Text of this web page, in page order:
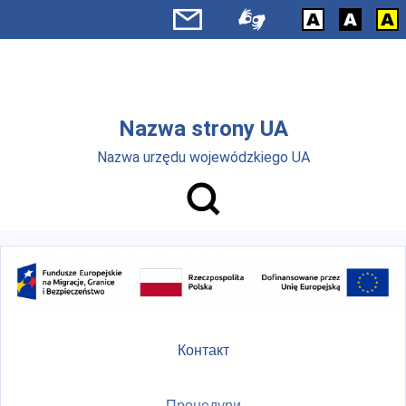
Перейти до основного вмісту
Nazwa strony UA
Nazwa urzędu wojewódzkiego UA
Контакт